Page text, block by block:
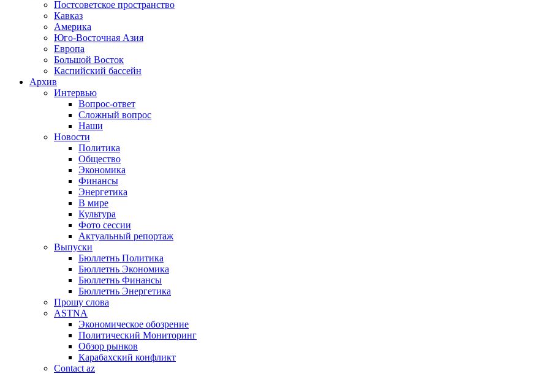
Постсоветское пространство
Кавказ
Америка
Юго-Восточная Азия
Европа
Большой Восток
Каспийский бассейн
Архив
Интервью
Вопрос-ответ
Сложный вопрос
Наши
Новости
Политика
Общество
Экономика
Финансы
Энергетика
В мире
Культура
Фото сессии
Актуальный репортаж
Выпуски
Бюллетнь Политика
Бюллетнь Экономика
Бюллетнь Финансы
Бюллетнь Энергетика
Прошу слова
ASTNA
Экономическое обозрение
Политический Мониторинг
Обзор рынков
Карабахский конфликт
Contact az